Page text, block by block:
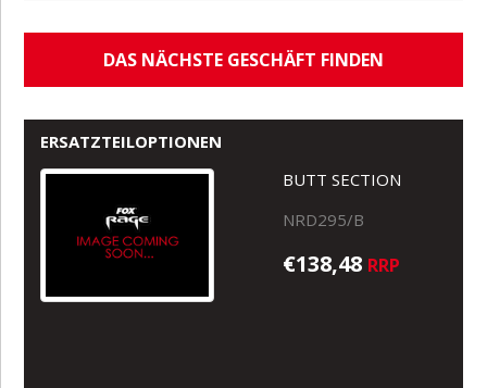
DAS NÄCHSTE GESCHÄFT FINDEN
ERSATZTEILOPTIONEN
BUTT SECTION
NRD295/B
€138,48 RRP